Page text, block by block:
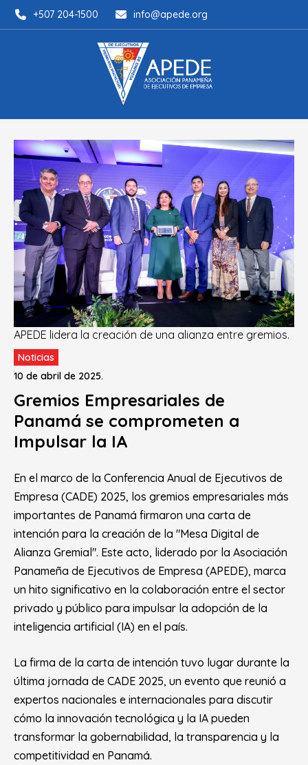
+507 204-1500 info@apede.org
APEDE lidera la creación de una alianza entre gremios.
Noticias
10 de abril de 2025.
Gremios Empresariales de
Panamá se comprometen a
Impulsar la IA
En el marco de la Conferencia Anual de Ejecutivos de
Empresa (CADE) 2025, los gremios empresariales más
importantes de Panamá firmaron una carta de
intención para la creación de la "Mesa Digital de
Alianza Gremial". Este acto, liderado por la Asociación
Panameña de Ejecutivos de Empresa (APEDE), marca
un hito significativo en la colaboración entre el sector
privado y público para impulsar la adopción de la
inteligencia artificial (IA) en el país.
La firma de la carta de intención tuvo lugar durante la
última jornada de CADE 2025, un evento que reunió a
expertos nacionales e internacionales para discutir
cómo la innovación tecnológica y la IA pueden
transformar la gobernabilidad, la transparencia y la
competitividad en Panamá.